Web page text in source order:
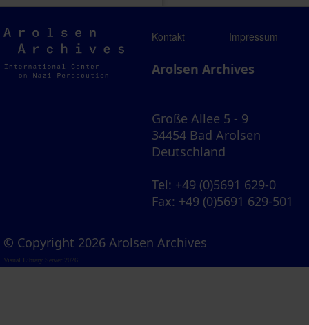
Arolsen
Archives
Kontakt Impressum
Arolsen Archives
Große Allee 5 - 9
34454 Bad Arolsen
Deutschland
Tel: +49 (0)5691 629-0
Fax: +49 (0)5691 629-501
© Copyright 2026 Arolsen Archives
Visual Library Server 2026